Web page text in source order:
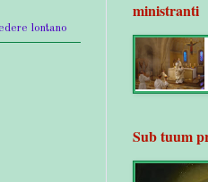
lontano
ministranti
Sub tuum